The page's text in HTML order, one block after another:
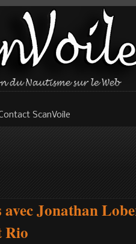
ScanVoile
Jonathan
Rio